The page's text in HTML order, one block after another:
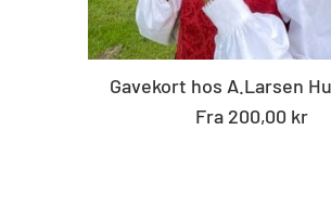
Gavekort hos A.Larsen
Fra 200,00 kr